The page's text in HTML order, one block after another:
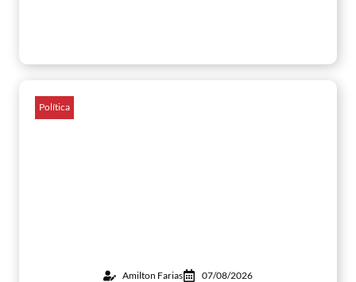
Política
Amilton Farias 07/08/2026